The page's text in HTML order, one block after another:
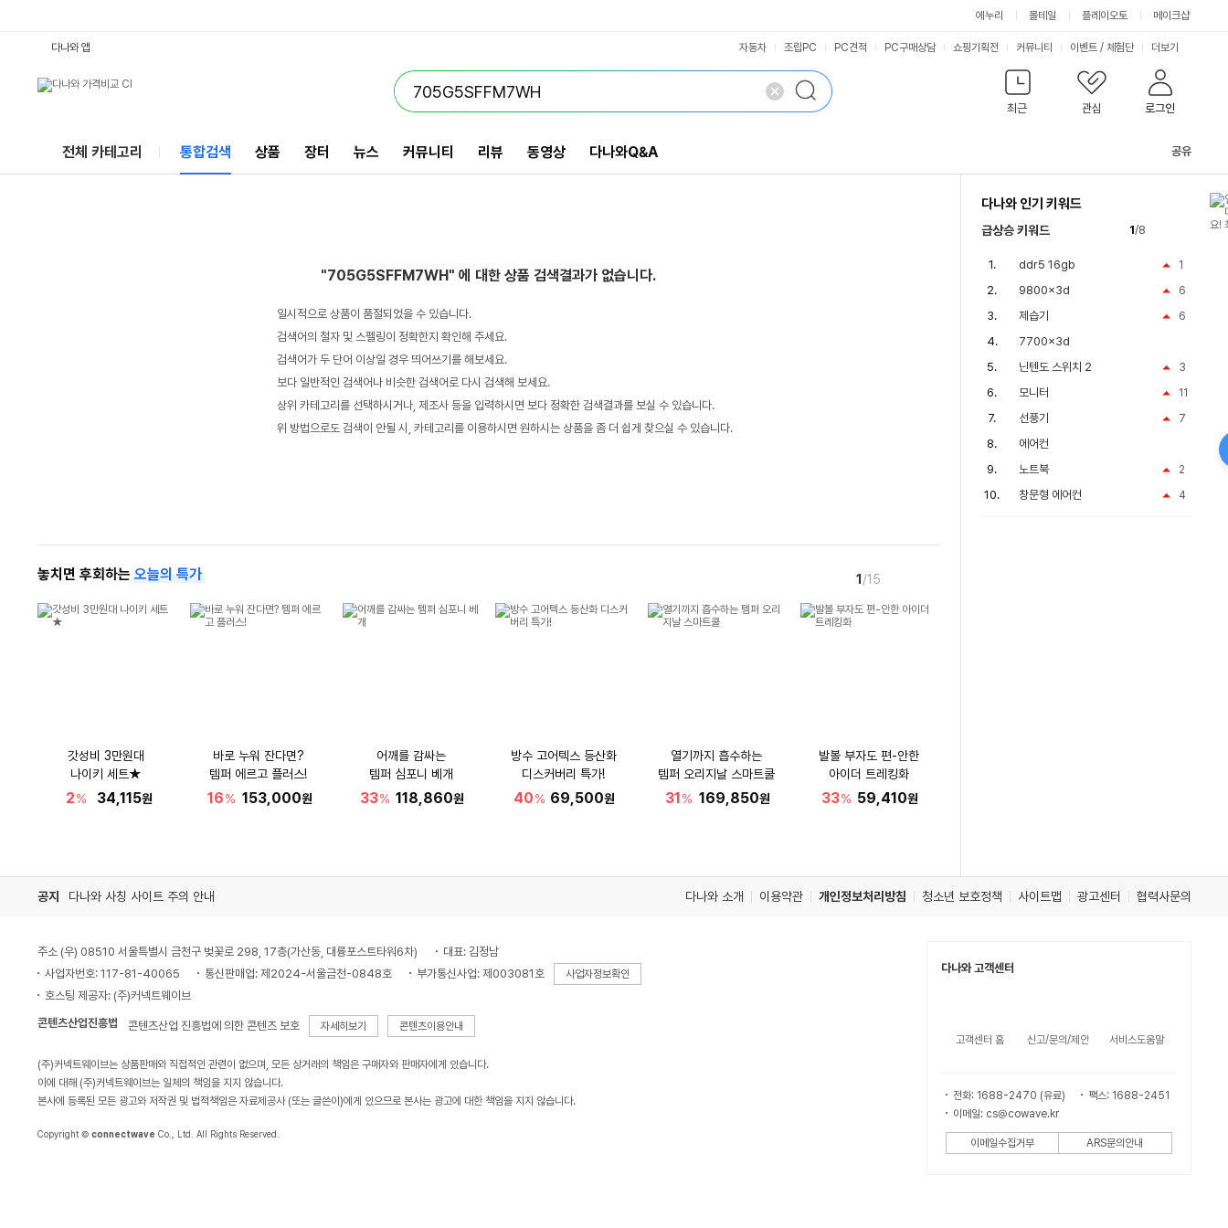
에누리 몰테일 플레이오토 메이크샵
최근 관심 로그인
다나와 앱 자동차 조립PC PC견적 PC구매상담 쇼핑기획전 커뮤니티 이벤트 / 체험단 더보기
전체 카테고리 통합검색 상품 장터 뉴스 커뮤니티 리뷰 동영상 다나와Q&A 공유
"705G5SFFM7WH" 에 대한 상품 검색결과가 없습니다.
일시적으로 상품이 품절되었을 수 있습니다.
검색어의 철자 및 스펠링이 정확한지 확인해 주세요.
검색어가 두 단어 이상일 경우 띄어쓰기를 해보세요.
보다 일반적인 검색어나 비슷한 검색어로 다시 검색해 보세요.
상위 카테고리를 선택하시거나, 제조사 등을 입력하시면 보다 정확한 검색결과를 보실 수 있습니다.
위 방법으로도 검색이 안될 시, 카테고리를 이용하시면 원하시는 상품을 좀 더 쉽게 찾으실 수 있습니다.
놓치면 후회하는 오늘의 특가 1 /15
갓성비 3만원대
나이키 세트★
2% 34,115원
바로 누워 잔다면?
템퍼 에르고 플러스!
16% 153,000원
어깨를 감싸는
템퍼 심포니 베개
33% 118,860원
방수 고어텍스 등산화
디스커버리 특가!
40% 69,500원
열기까지 흡수하는
템퍼 오리지날 스마트쿨
31% 169,850원
발볼 부자도 편-안한
아이더 트레킹화
33% 59,410원
다나와 인기 키워드
급상승 키워드 1/8
1
ddr5 16gb
6
9800x3d
6
제습기
7700x3d
3
닌텐도 스위치 2
11
모니터
7
선풍기
에어컨
2
노트북
4
창문형 에어컨
공지 다나와 사칭 사이트 주의 안내 다나와 소개 이용약관 개인정보처리방침 청소년 보호정책 사이트맵 광고센터 협력사문의
주소 (우) 08510 서울특별시 금천구 벚꽃로 298, 17층(가산동, 대륭포스트타워6차)
대표: 김정남
사업자번호: 117-81-40065
통신판매업: 제2024-서울금천-0848호 부가통신사업: 제003081호 사업자정보확인
호스팅 제공자: (주)커넥트웨이브
콘텐츠산업진흥법
콘텐츠산업 진흥법에 의한 콘텐츠 보호 자세히보기 콘텐츠이용안내
(주)커넥트웨이브는 상품판매와 직접적인 관련이 없으며, 모든 상거래의 책임은 구매자와 판매자에게 있습니다.
이에 대해 (주)커넥트웨이브는 일체의 책임을 지지 않습니다.
본사에 등록된 모든 광고와 저작권 및 법적책임은 자료제공사 (또는 글쓴이)에게 있으므로 본사는 광고에 대한 책임을 지지 않습니다.
Copyright © connectwave Co., Ltd. All Rights Reserved.
다나와 고객센터
고객센터 홈 신고/문의/제안 서비스도움말
전화: 1688-2470 (유료)
팩스: 1688-2451
이메일: cs@cowave.kr
이메일수집거부 ARS문의안내